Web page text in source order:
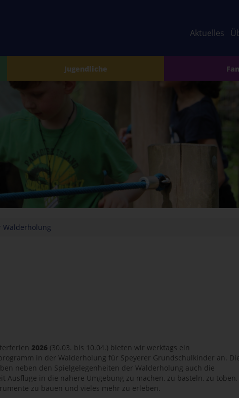
Aktuelles
Jugendliche
2026 (30.03. bis 10.04.) bieten wir werktags ein
in der Walderholung für Speyerer Grundschulkinder an.
neben den Spielgelegenheiten der Walderholung auch die
Ausflüge in die nähere Umgebung zu machen, zu basteln, zu toben,
zu bauen und vieles mehr zu erleben.